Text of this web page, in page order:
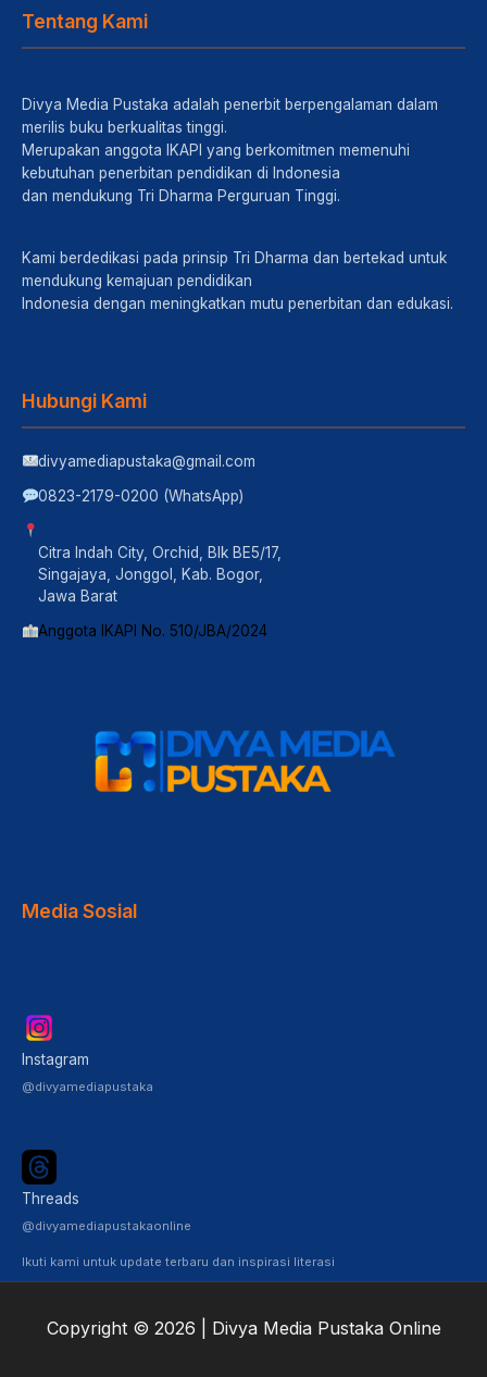
Tentang Kami
Divya Media Pustaka adalah penerbit berpengalaman dalam
merilis buku berkualitas tinggi.
Merupakan anggota IKAPI yang berkomitmen memenuhi
kebutuhan penerbitan pendidikan di Indonesia
dan mendukung Tri Dharma Perguruan Tinggi.
Kami berdedikasi pada prinsip Tri Dharma dan bertekad untuk
mendukung kemajuan pendidikan
Indonesia dengan meningkatkan mutu penerbitan dan edukasi.
Hubungi Kami
divyamediapustaka@gmail.com
0823-2179-0200 (WhatsApp)
Citra Indah City, Orchid, Blk BE5/17,
Singajaya, Jonggol, Kab. Bogor,
Jawa Barat
Anggota IKAPI No. 510/JBA/2024
Media Sosial
Instagram
@divyamediapustaka
Threads
@divyamediapustakaonline
Ikuti kami untuk update terbaru dan inspirasi literasi
Copyright © 2026 | Divya Media Pustaka Online